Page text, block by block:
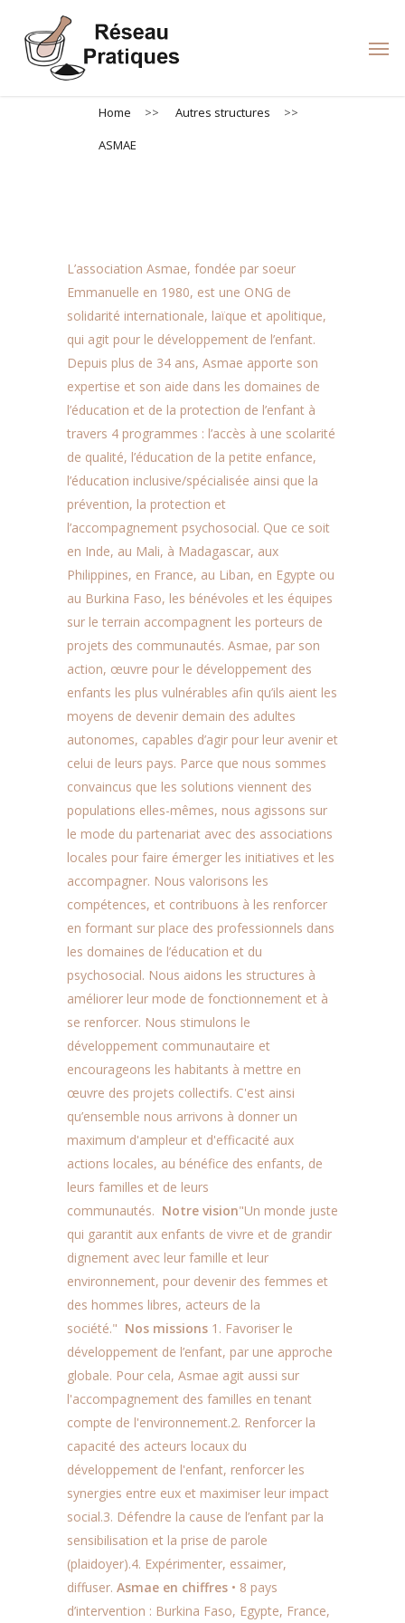
main
Home >> Autres structures
>>
ASMAE
L’association Asmae, fondée par soeur
Emmanuelle en 1980, est une ONG de
solidarité internationale, laïque et apolitique,
qui agit pour le développement de l’enfant.
Depuis plus de 34 ans, Asmae apporte son
expertise et son aide dans les domaines de
l’éducation et de la protection de l’enfant à
travers 4 programmes : l’accès à une scolarité
de qualité, l’éducation de la petite enfance,
l’éducation inclusive/spécialisée ainsi que la
prévention, la protection et
l’accompagnement psychosocial. Que ce soit
en Inde, au Mali, à Madagascar, aux
Philippines, en France, au Liban, en Egypte ou
au Burkina Faso, les bénévoles et les équipes
sur le terrain accompagnent les porteurs de
projets des communautés. Asmae, par son
action, œuvre pour le développement des
enfants les plus vulnérables afin qu’ils aient les
moyens de devenir demain des adultes
autonomes, capables d’agir pour leur avenir et
celui de leurs pays. Parce que nous sommes
convaincus que les solutions viennent des
populations elles-mêmes, nous agissons sur
le mode du partenariat avec des associations
locales pour faire émerger les initiatives et les
accompagner. Nous valorisons les
compétences, et contribuons à les renforcer
en formant sur place des professionnels dans
les domaines de l’éducation et du
psychosocial. Nous aidons les structures à
améliorer leur mode de fonctionnement et à
se renforcer. Nous stimulons le
développement communautaire et
encourageons les habitants à mettre en
œuvre des projets collectifs. C'est ainsi
qu’ensemble nous arrivons à donner un
maximum d'ampleur et d'efficacité aux
actions locales, au bénéfice des enfants, de
leurs familles et de leurs
communautés. Notre vision"Un monde juste
qui garantit aux enfants de vivre et de grandir
dignement avec leur famille et leur
environnement, pour devenir des femmes et
des hommes libres, acteurs de la
société." Nos missions 1. Favoriser le
développement de l’enfant, par une approche
globale. Pour cela, Asmae agit aussi sur
l'accompagnement des familles en tenant
compte de l'environnement.2. Renforcer la
capacité des acteurs locaux du
développement de l'enfant, renforcer les
synergies entre eux et maximiser leur impact
social.3. Défendre la cause de l’enfant par la
sensibilisation et la prise de parole
(plaidoyer).4. Expérimenter, essaimer,
diffuser. Asmae en chiffres • 8 pays
d’intervention : Burkina Faso, Egypte, France,